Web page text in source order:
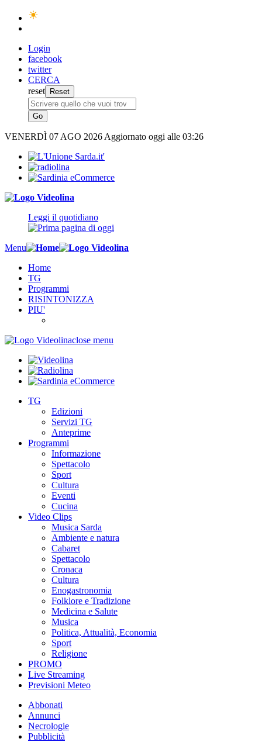
Login
facebook
twitter
CERCA
reset
VENERDÌ 07 AGO 2026 Aggiornato oggi alle 03:26
Leggi il quotidiano
Menu
Home
TG
Programmi
RISINTONIZZA
PIU'
close menu
TG
Edizioni
Servizi TG
Anteprime
Programmi
Informazione
Spettacolo
Sport
Cultura
Eventi
Cucina
Video Clips
Musica Sarda
Ambiente e natura
Cabaret
Spettacolo
Cronaca
Cultura
Enogastronomia
Folklore e Tradizione
Medicina e Salute
Musica
Politica, Attualità, Economia
Sport
Religione
PROMO
Live Streaming
Previsioni Meteo
Abbonati
Annunci
Necrologie
Pubblicità